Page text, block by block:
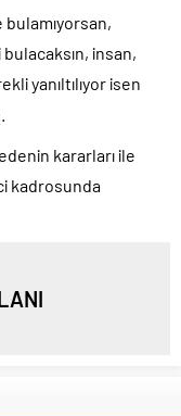
insan,
yanıltılıyor isen
kararları ile
kadrosunda